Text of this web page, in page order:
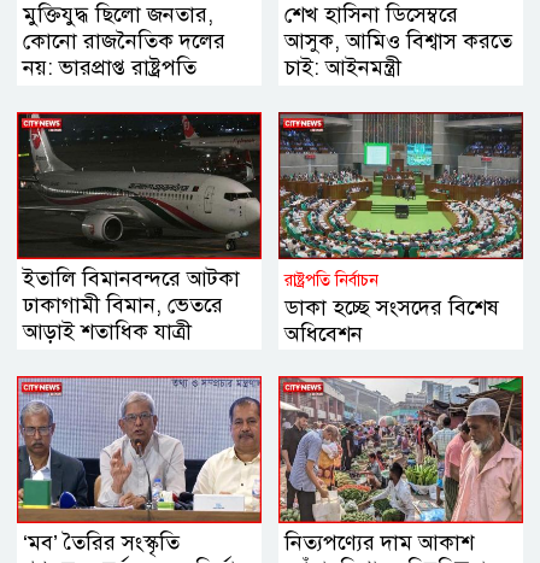
মুক্তিযুদ্ধ ছিলো জনতার,
কোনো রাজনৈতিক দলের
নয়: ভারপ্রাপ্ত রাষ্ট্রপতি
শেখ হাসিনা ডিসেম্বরে
আসুক, আমিও বিশ্বাস করতে
চাই: আইনমন্ত্রী
ইতালি বিমানবন্দরে আটকা
ঢাকাগামী বিমান, ভেতরে
আড়াই শতাধিক যাত্রী
রাষ্ট্রপতি নির্বাচন
ডাকা হচ্ছে সংসদের বিশেষ
অধিবেশন
‘মব’ তৈরির সংস্কৃতি
নিত্যপণ্যের দাম আকাশ